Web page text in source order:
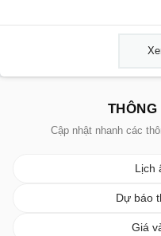
THÔNG
Cập nhật nhanh các
Lịch
Dự báo
Giá